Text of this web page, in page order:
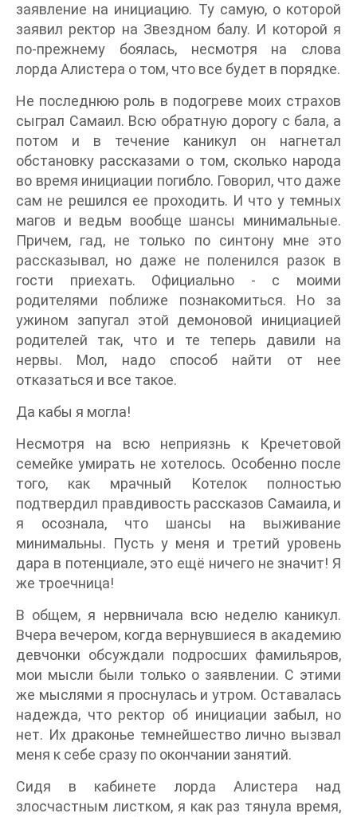
заявление на инициацию. Ту самую, о которой
заявил ректор на Звездном балу. И которой я
по-прежнему боялась, несмотря на слова
лорда Алистера о том, что все будет в порядке.
Не последнюю роль в подогреве моих страхов
сыграл Самаил. Всю обратную дорогу с бала, а
потом и в течение каникул он нагнетал
обстановку рассказами о том, сколько народа
во время инициации погибло. Говорил, что даже
сам не решился ее проходить. И что у темных
магов и ведьм вообще шансы минимальные.
Причем, гад, не только по синтону мне это
рассказывал, но даже не поленился разок в
гости приехать. Официально - с моими
родителями поближе познакомиться. Но за
ужином запугал этой демоновой инициацией
родителей так, что и те теперь давили на
нервы. Мол, надо способ найти от нее
отказаться и все такое.
Да кабы я могла!
Несмотря на всю неприязнь к Кречетовой
семейке умирать не хотелось. Особенно после
того, как мрачный Котелок полностью
подтвердил правдивость рассказов Самаила, и
я осознала, что шансы на выживание
минимальны. Пусть у меня и третий уровень
дара в потенциале, это ещё ничего не значит! Я
же троечница!
В общем, я нервничала всю неделю каникул.
Вчера вечером, когда вернувшиеся в академию
девчонки обсуждали подросших фамильяров,
мои мысли были только о заявлении. С этими
же мыслями я проснулась и утром. Оставалась
надежда, что ректор об инициации забыл, но
нет. Их драконье темнейшество лично вызвал
меня к себе сразу по окончании занятий.
Сидя в кабинете лорда Алистера над
злосчастным листком, я как раз тянула время,